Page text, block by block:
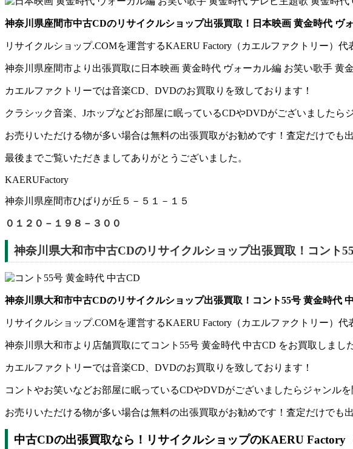
神奈川県座間市中古CDのリサイクルショップ出張買取！日本映画 黄金時代 ヴ
リサイクルショップ.COMを運営するKAERU Factory（カエルファクトリー）
神奈川県座間市より出張買取に日本映画 黄金時代 ヴォーカル編 お笑い歌手 黄
カエルファクトリーでは音楽CD、DVDのお買取りを致しております！
クラシック音楽、Jホップなどお部屋に眠っているCDやDVDがございました
お売りいただける物が多い場合は無料の出張買取がお勧めです！査定だけでも
最後までご覧いただきましてありがとうございました。
KAERUFactory
神奈川県座間市ひばりが丘５－５１－１５
０１２０－１９８－３００
神奈川県大和市中古CDのリサイクルショップ出張買取！コント
神奈川県大和市中古CDのリサイクルショップ出張買取！コント55号 黄金時代
リサイクルショップ.COMを運営するKAERU Factory（カエルファクトリー）
神奈川県大和市より店舗買取にてコント55号 黄金時代 中古CD をお買取しまし
カエルファクトリーでは音楽CD、DVDのお買取りを致しております！
コントやお笑いなどお部屋に眠っているCDやDVDがございましたらジャンル
お売りいただける物が多い場合は無料の出張買取がお勧めです！査定だけでも
中古CDの出張買取なら！リサイクルショップのKAERU Factory